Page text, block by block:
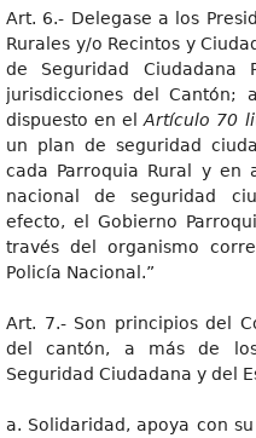
Art. 6.- Delegase a los
Rurales y/o Recintos y
de Seguridad Ciudadana
jurisdicciones del
dispuesto en elArtículo 70
un plan de seguridad
cada Parroquia Rural y
nacional de seguridad
efecto, el Gobierno
través del organismo
Policía Nacional.”
Art. 7.- Son principios del
del cantón, a más de
Seguridad Ciudadana y del
a. Solidaridad, apoya con